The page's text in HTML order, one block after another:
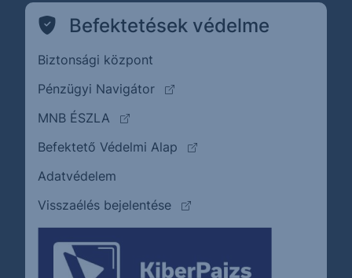
Befektetések védelme
Biztonsági központ
Pénzügyi Navigátor
(külső oldalra ugrik)
MNB ÉSZLA
(külső oldalra ugrik)
Befektető Védelmi Alap
(külső oldalra ugrik)
Adatvédelem
Visszaélés bejelentése
(külső oldalra ugrik)